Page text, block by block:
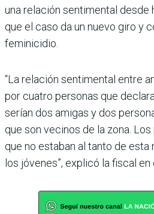
una relación sentimental desde
que el caso da un nuevo giro y
feminicidio.
“La relación sentimental entre
por cuatro personas que
serían dos amigas y dos
que son vecinos de la zona.
que no estaban al tanto de esta
los jóvenes”, explicó la fiscal